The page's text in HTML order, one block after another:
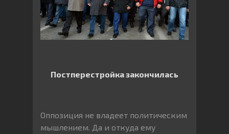
Постперестройка закончилась
Оппозиция не владеет политическим
мышлением. Да и откуда ему